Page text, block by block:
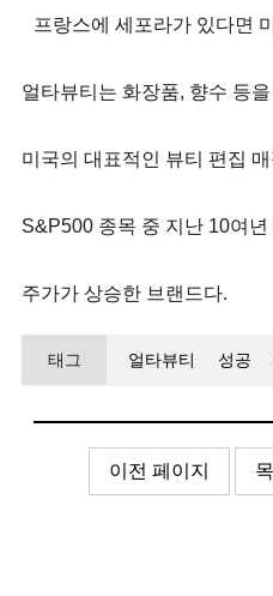
프랑스에 세포라가 있다면
얼타뷰티는 화장품, 향수 등
미국의 대표적인 뷰티 편집
S&P500 종목 중 지난 10여
주가가 상승한 브랜드다.
태그 얼타뷰티 성공
이전 페이지